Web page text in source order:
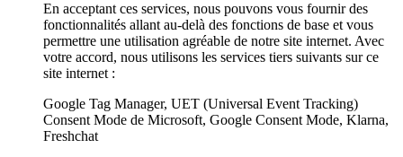
En acceptant ces services, nous pouvons vous fournir des
fonctionnalités allant au-delà des fonctions de base et vous
permettre une utilisation agréable de notre site internet. Avec
votre accord, nous utilisons les services tiers suivants sur ce
site internet :
Google Tag Manager, UET (Universal Event Tracking)
Consent Mode de Microsoft, Google Consent Mode, Klarna,
Freshchat